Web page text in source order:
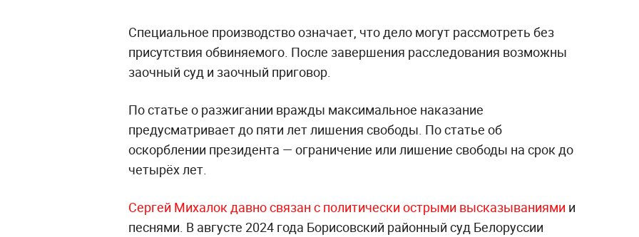
Специальное производство означает, что дело могут рассмотреть без
присутствия обвиняемого. После завершения расследования возможны
заочный суд и заочный приговор.
По статье о разжигании вражды максимальное наказание
предусматривает до пяти лет лишения свободы. По статье об
оскорблении президента — ограничение или лишение свободы на срок до
четырёх лет.
Сергей Михалок давно связан с политически острыми высказываниями и
песнями. В августе 2024 года Борисовский районный суд Белоруссии